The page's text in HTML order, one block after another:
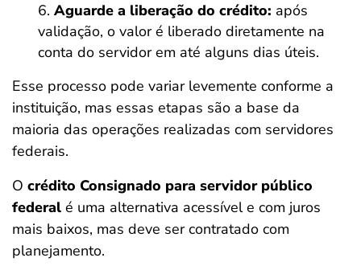
Aguarde a liberação do crédito: após
validação, o valor é liberado diretamente na
conta do servidor em até alguns dias úteis.
Esse processo pode variar levemente conforme a
instituição, mas essas etapas são a base da
maioria das operações realizadas com servidores
federais.
O crédito Consignado para servidor público
federal é uma alternativa acessível e com juros
mais baixos, mas deve ser contratado com
planejamento.